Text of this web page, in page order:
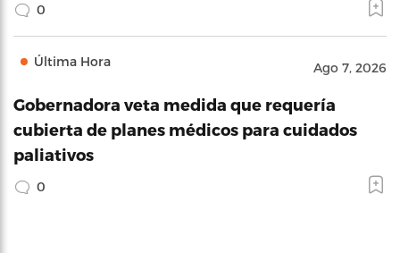
0
Última Hora Ago 7, 2026
Gobernadora veta medida que requería
cubierta de planes médicos para cuidados
paliativos
0